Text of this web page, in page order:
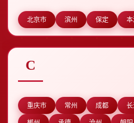
北京市 滨州 保定
C
重庆市 常州 成都